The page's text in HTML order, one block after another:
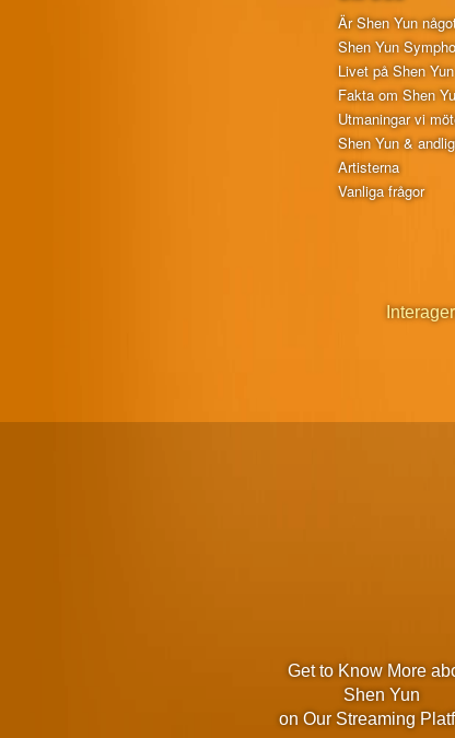
Är Shen Yun
Shen Yun
Livet på Shen Yun
Fakta om Shen
Utmaningar vi
Shen Yun &
Artisterna
Vanliga frågor
Get to Know More
Shen Yun
on Our Streaming